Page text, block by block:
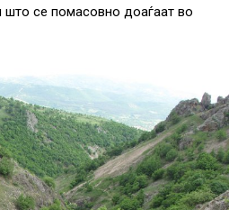
што се помасовно доаѓаат во